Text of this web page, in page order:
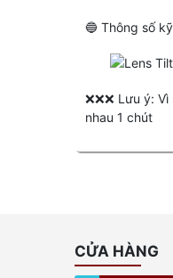
🔵 Thông số
❌❌❌ Lưu ý:
nhau 1 chút
CỬA HÀNG